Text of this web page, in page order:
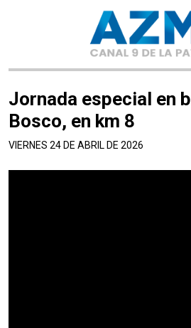
Jornada especial en
Bosco, en km 8
VIERNES 24 DE ABRIL DE 2026